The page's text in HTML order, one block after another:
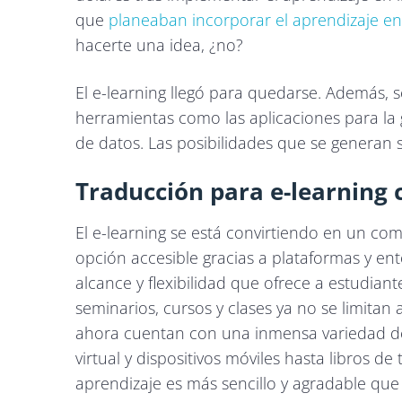
que planeaban incorporar el aprendizaje
hacerte una idea, ¿no?
El e-learning llegó para quedarse.
herramientas como las aplicaciones para
de datos. Las posibilidades que se generan
Traducción para e-learning
El e-learning se está convirtiendo en un
opción accesible gracias a plataformas y
alcance y flexibilidad que ofrece a
seminarios, cursos y clases ya no se
ahora cuentan con una inmensa variedad
virtual y dispositivos móviles hasta libros
aprendizaje es más sencillo y agradable